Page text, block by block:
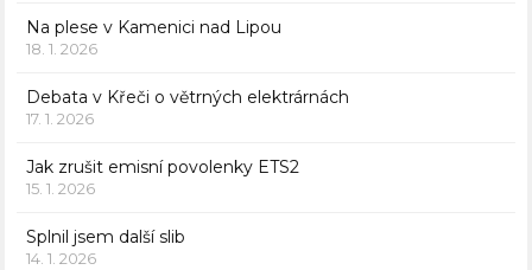
Na plese v Kamenici nad Lipou
18. 1. 2026
Debata v Křeči o větrných elektrárnách
17. 1. 2026
Jak zrušit emisní povolenky ETS2
15. 1. 2026
Splnil jsem další slib
14. 1. 2026